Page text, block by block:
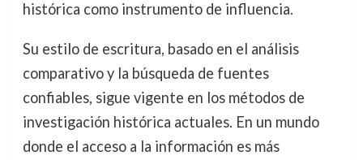
histórica como instrumento de influencia.
Su estilo de escritura, basado en el análisis
comparativo y la búsqueda de fuentes
confiables, sigue vigente en los métodos de
investigación histórica actuales. En un mundo
donde el acceso a la información es más